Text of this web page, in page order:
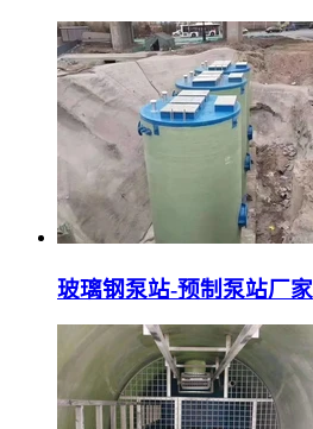
玻璃钢泵站-预制泵站厂家